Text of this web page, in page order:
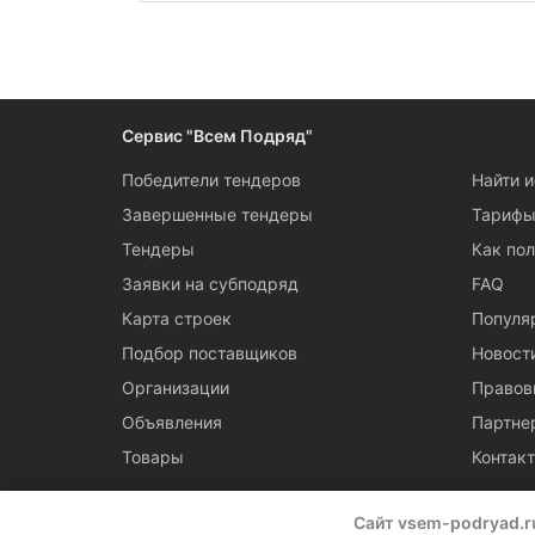
Сайт vsem-
Республика Ингушетия
Республика Кабардино-
Республика Карачаево-
Республика Коми
Республика Крым
Республика Марий Эл
Республика Мордовия
дорожная техника
Устройство полов, обойные и
Штукатурные работы
Электромонтажные работы
Сервис "Всем Подряд"
Победители тендеров
Завершенные тендеры
Тендеры
Заявки на субподряд
Карта строек
Подбор поставщиков
Организации
Объявления
Товары
Найти
Тарифы
Как
FAQ